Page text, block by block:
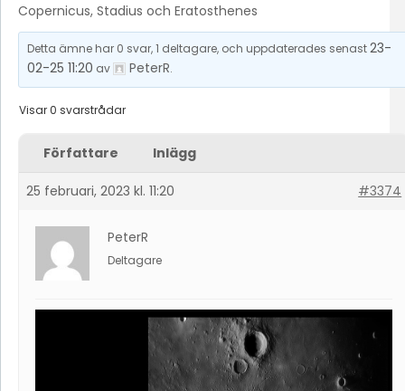
Copernicus, Stadius och Eratosthenes
Detta ämne har 0 svar, 1 deltagare, och uppdaterades senast23-
02-25 11:20 av PeterR.
Visar 0 svarstrådar
Författare Inlägg
25 februari, 2023 kl. 11:20 #3374
PeterR
Deltagare